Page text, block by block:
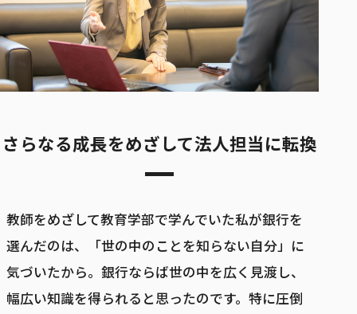
さらなる成長をめざして法人担当に転換
教師をめざして教育学部で学んでいた私が銀行を
選んだのは、「世の中のことを知らない自分」に
気づいたから。銀行ならば世の中を広く見渡し、
幅広い知識を得られると思ったのです。特に圧倒